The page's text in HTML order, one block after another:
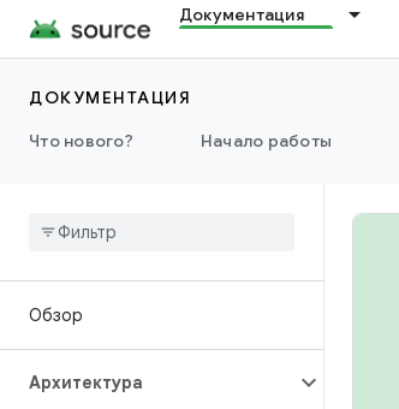
Документация
ДОКУМЕНТАЦИЯ
Что нового?
Начало работы
Обзор
Архитектура